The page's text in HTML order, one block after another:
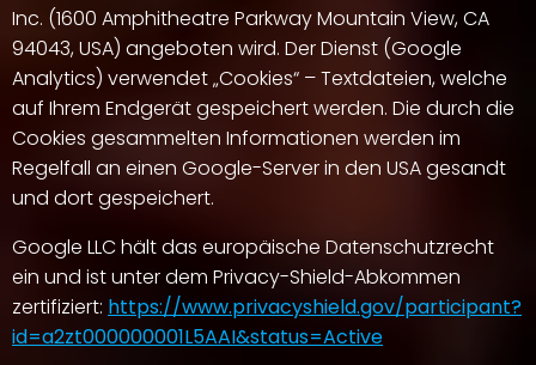
Inc. (1600 Amphitheatre Parkway Mountain View, CA
94043, USA) angeboten wird. Der Dienst (Google
Analytics) verwendet „Cookies“ – Textdateien, welche
auf Ihrem Endgerät gespeichert werden. Die durch die
Cookies gesammelten Informationen werden im
Regelfall an einen Google-Server in den USA gesandt
und dort gespeichert.
Google LLC hält das europäische Datenschutzrecht
ein und ist unter dem Privacy-Shield-Abkommen
zertifiziert: https://www.privacyshield.gov/participant?
id=a2zt000000001L5AAI&status=Active